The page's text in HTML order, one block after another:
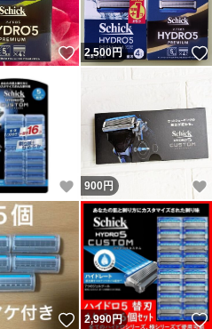
いいね！
2,500円
いいね！
900 円
いいね！
2,990円